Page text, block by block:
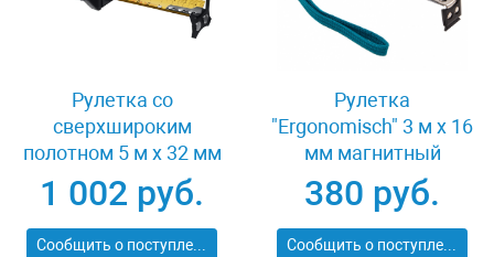
Рулетка со
сверхшироким
полотном 5 м х 32 мм
Kraftool Extrem 34127-
5
1 002 руб.
Сообщить о поступлении
Рулетка
"Ergonomisch" 3 м x 16
мм магнитный
обрезиненный зацеп
Gross 31101
380 руб.
Сообщить о поступлении